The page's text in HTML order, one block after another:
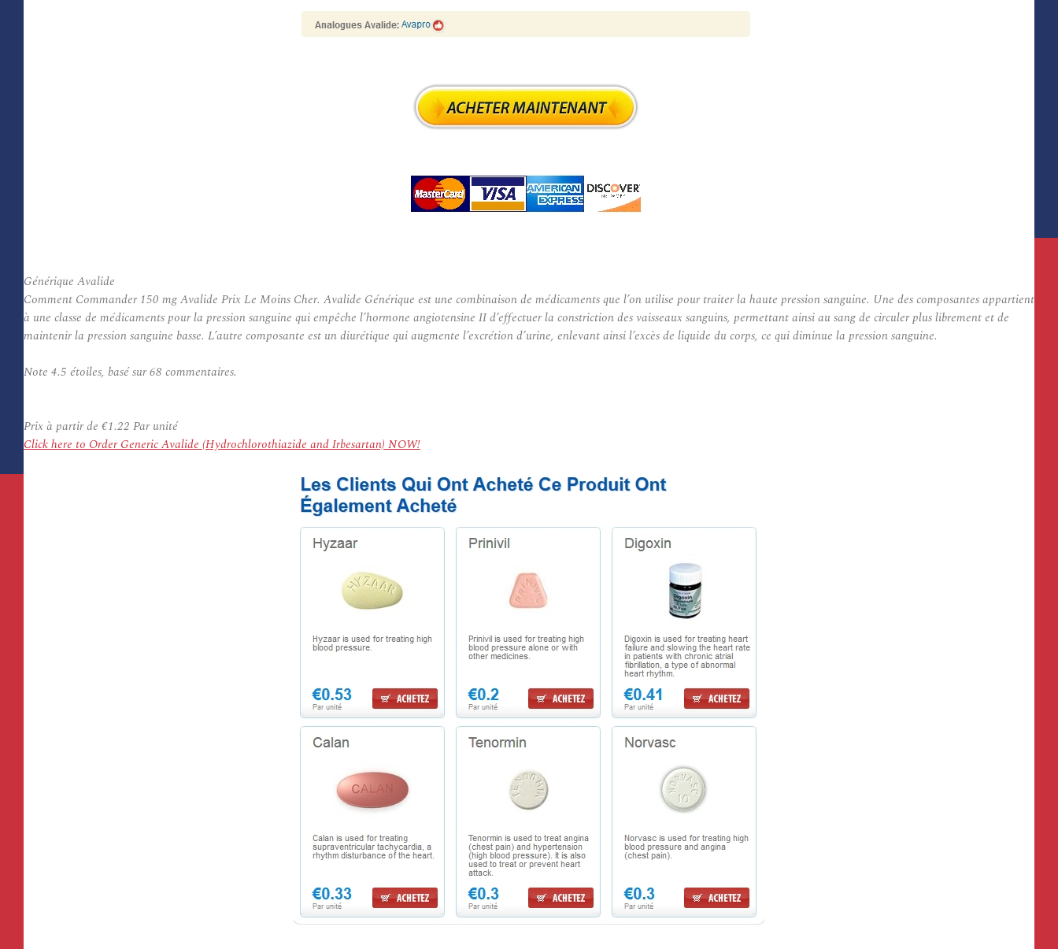
Générique Avalide
Comment Commander 150 mg Avalide Prix Le Moins Cher. Avalide Générique est une combinaison de médicaments que l’on utilise pour traiter la haute pression sanguine. Une des composantes appartient
à une classe de médicaments pour la pression sanguine qui empêche l’hormone angiotensine II d’effectuer la constriction des vaisseaux sanguins, permettant ainsi au sang de circuler plus librement et de
maintenir la pression sanguine basse. L’autre composante est un diurétique qui augmente l’excrétion d’urine, enlevant ainsi l’excès de liquide du corps, ce qui diminue la pression sanguine.
Note 4.5 étoiles, basé sur68 commentaires.
Prix à partir de €1.22 Par unité
Click here to Order Generic Avalide (Hydrochlorothiazide and Irbesartan) NOW!